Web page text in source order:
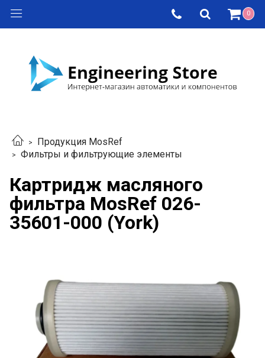
0
Продукция MosRef
Фильтры и фильтрующие элементы
Картридж масляного
фильтра MosRef 026-
35601-000 (York)